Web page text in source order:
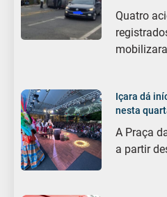
Quatro
Içara dá
nesta
A Praça
a partir